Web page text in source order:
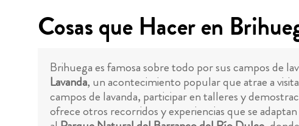
Cosas que Hacer en
Brihuega es famosa sobre todo por sus campos de
Lavanda, un acontecimiento popular que atrae a
campos de lavanda, participar en talleres y
ofrece otros recorridos y experiencias que se